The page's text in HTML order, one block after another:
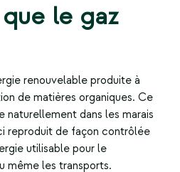
le gaz
renouvelable produite à
de matières organiques. Ce
naturellement dans les marais
reproduit de façon contrôlée
utilisable pour le
même les transports.